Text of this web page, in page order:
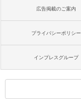
広告掲載のご案内
プライバシーポリシー
インプレスグループ